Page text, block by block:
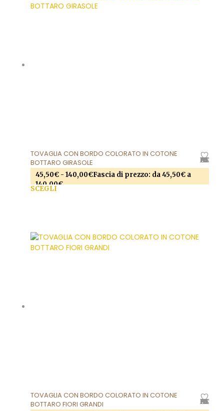
AGGIUNGI ALLA LISTA DEI DESIDERI
TOVAGLIA CON BORDO COLORATO IN COTONE
BOTTARO GIRASOLE
45,50€ - 140,00€Fascia di prezzo: da 45,50€ a
140,00€
SCEGLI
AGGIUNGI ALLA LISTA DEI DESIDERI
TOVAGLIA CON BORDO COLORATO IN COTONE
BOTTARO FIORI GRANDI